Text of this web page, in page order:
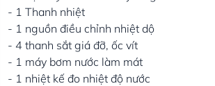
- 1 Thanh nhiệt
- 1 nguồn điều chỉnh nhiệt dộ
- 4 thanh sắt giá đỡ, ốc vít
- 1 máy bơm nước làm mát
- 1 nhiệt kế đo nhiệt độ nước